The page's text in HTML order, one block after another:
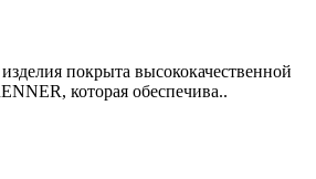
покрыта высококачественной
которая обеспечива..